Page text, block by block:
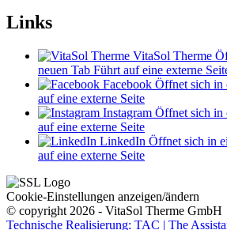
Links
VitaSol Therme
neuen Tab Führt auf eine externe
Facebook Öffnet sich in
auf eine externe Seite
Instagram Öffnet sich in
auf eine externe Seite
LinkedIn Öffnet sich in
auf eine externe Seite
Cookie-Einstellungen anzeigen/ändern
© copyright 2026 - VitaSol Therme GmbH
Technische Realisierung: TAC | The